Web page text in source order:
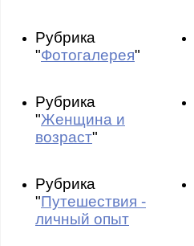
Рубрика
"Фотогалерея"
Рубрика
"Женщина и
возраст"
Рубрика
"Путешествия -
личный опыт